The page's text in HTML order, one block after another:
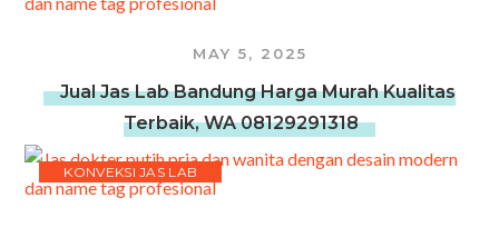
MAY 5, 2025
Jual Jas Lab Bandung Harga Murah Kualitas
Terbaik, WA 08129291318
KONVEKSI JAS LAB